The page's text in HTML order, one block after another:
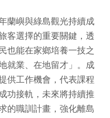
蘭嶼與綠島觀光持續成
客選擇的重要關鍵，透
也能在家鄉培養一技之
就業、在地留才」。成
供工作機會，代表課程
功接軌，未來將持續推
的職訓計畫，強化離島